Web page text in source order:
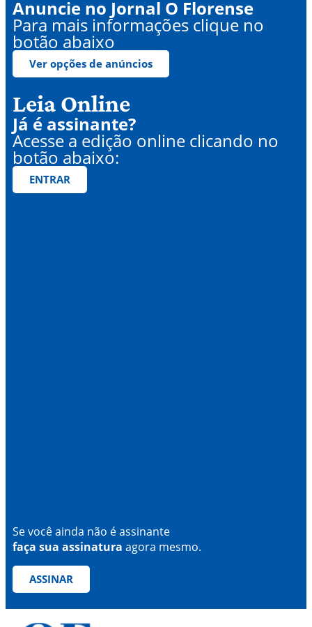
Anuncie no Jornal O Florense
Para mais informações clique no
botão abaixo
Ver opções de anúncios
Leia Online
Já é assinante?
Acesse a edição online clicando no
botão abaixo:
ENTRAR
Se você ainda não é assinante
faça sua assinatura agora mesmo.
ASSINAR